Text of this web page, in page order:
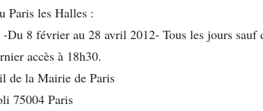
Paris les Halles :
8 février au 28 avril 2012- Tous les jours sauf
accès à 18h30.
de la Mairie de Paris
75004 Paris